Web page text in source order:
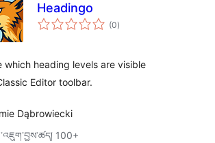
Headingo
(0གདེང་
འཇོག་
)
which heading levels are visible
Editor toolbar.
Dąbrowiecki
100+